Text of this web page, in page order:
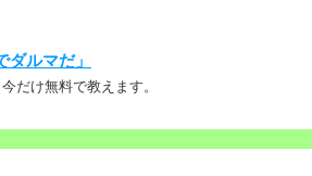
ルマだ」
だけ無料で教えます。